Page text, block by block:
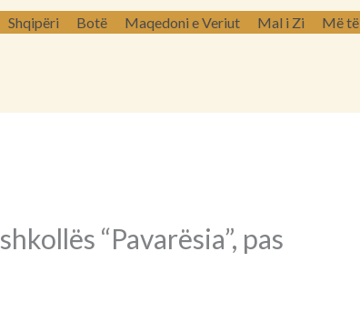
Shqipëri Botë Maqedoni e Veriut Mal i Zi Më
“Pavarësia”, pas